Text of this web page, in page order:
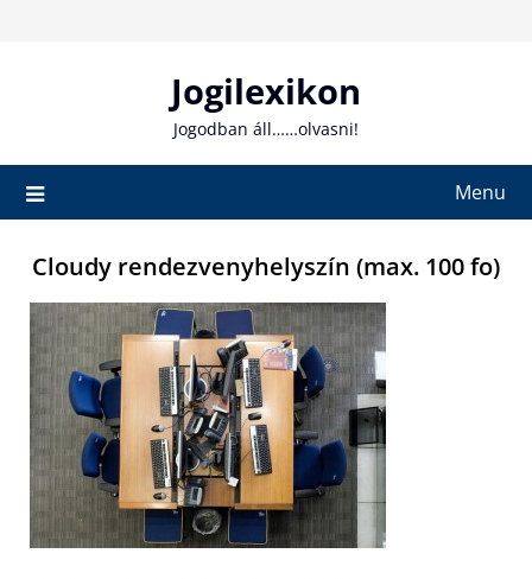
Jogilexikon
Jogodban áll……olvasni!
Menu
Cloudy rendezvenyhelyszín (max. 100 fo)